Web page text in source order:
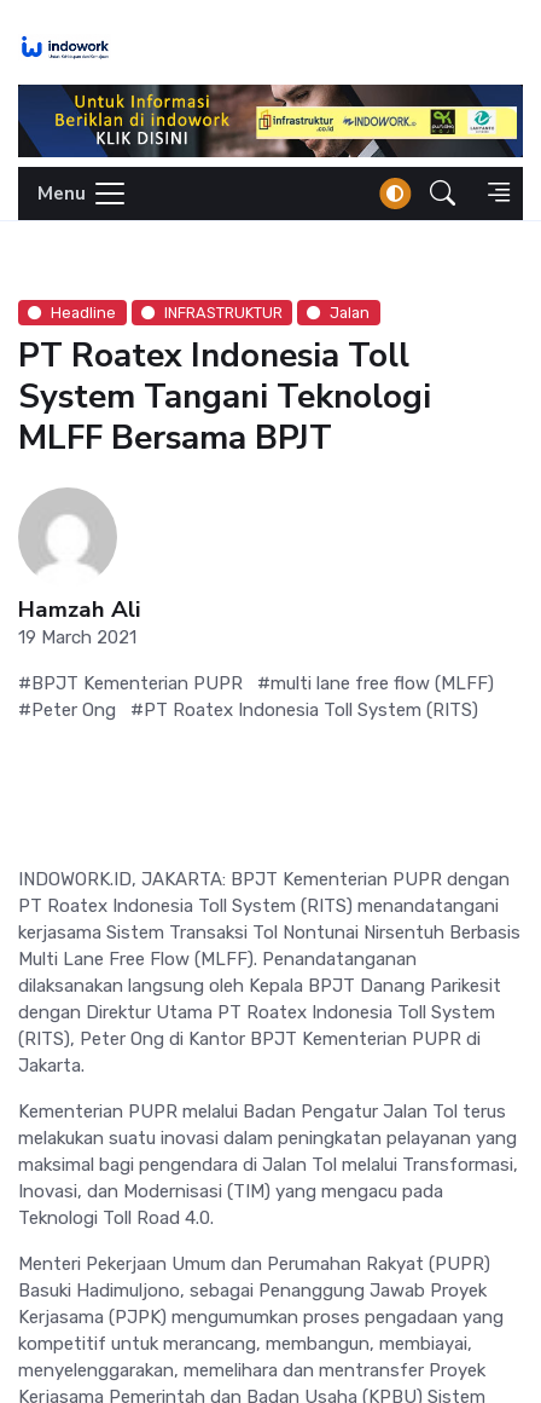
Menu
Headline INFRASTRUKTUR Jalan
PT Roatex Indonesia Toll
System Tangani Teknologi
MLFF Bersama BPJT
Hamzah Ali
19 March 2021
#BPJT Kementerian PUPR
#multi lane free flow (MLFF)
#Peter Ong
#PT Roatex Indonesia Toll System (RITS)
INDOWORK.ID, JAKARTA: BPJT Kementerian PUPR dengan
PT Roatex Indonesia Toll System (RITS) menandatangani
kerjasama Sistem Transaksi Tol Nontunai Nirsentuh Berbasis
Multi Lane Free Flow (MLFF). Penandatanganan
dilaksanakan langsung oleh Kepala BPJT Danang Parikesit
dengan Direktur Utama PT Roatex Indonesia Toll System
(RITS), Peter Ong di Kantor BPJT Kementerian PUPR di
Jakarta.
Kementerian PUPR melalui Badan Pengatur Jalan Tol terus
melakukan suatu inovasi dalam peningkatan pelayanan yang
maksimal bagi pengendara di Jalan Tol melalui Transformasi,
Inovasi, dan Modernisasi (TIM) yang mengacu pada
Teknologi Toll Road 4.0.
Menteri Pekerjaan Umum dan Perumahan Rakyat (PUPR)
Basuki Hadimuljono, sebagai Penanggung Jawab Proyek
Kerjasama (PJPK) mengumumkan proses pengadaan yang
kompetitif untuk merancang, membangun, membiayai,
menyelenggarakan, memelihara dan mentransfer Proyek
Kerjasama Pemerintah dan Badan Usaha (KPBU) Sistem